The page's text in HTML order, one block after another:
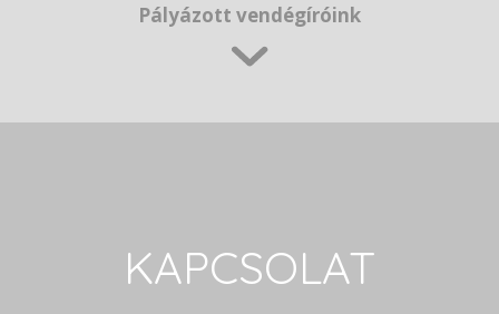
Pályázott vendégíróink
KAPCSOLAT